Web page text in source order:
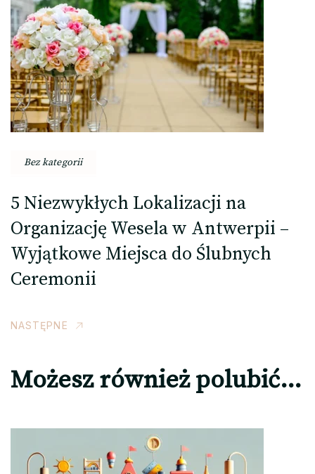
Bez kategorii
5 Niezwykłych Lokalizacji na
Organizację Wesela w Antwerpii –
Wyjątkowe Miejsca do Ślubnych
Ceremonii
NASTĘPNE
Możesz również polubić…